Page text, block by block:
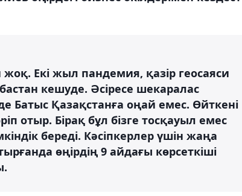
Екі жыл пандемия, қазір геосаяси
кешуде. Әсіресе шекаралас
Батыс Қазақстанға оңай емес. Өйткені
отыр. Бірақ бұл бізге тосқауыл емес
береді. Кәсіпкерлер үшін жаңа
өңірдің 9 айдағы көрсеткіші